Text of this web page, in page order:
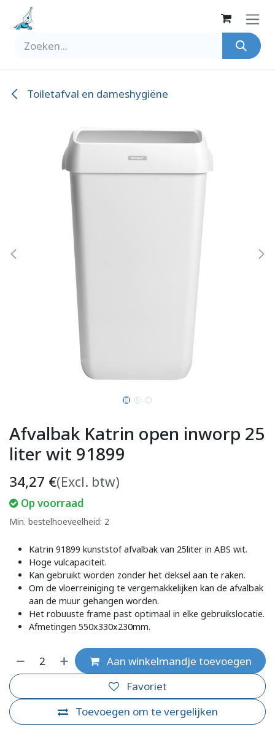
Overslaan naar inhoud
Toiletafval en dameshygiëne
Afvalbak Katrin open inworp 25
liter wit 91899
34,27 €(Excl. btw)
Op voorraad
Min. bestelhoeveelheid: 2
Katrin 91899 kunststof afvalbak van 25liter in ABS wit.
Hoge vulcapaciteit.
Kan gebruikt worden zonder het deksel aan te raken.
Om de vloerreiniging te vergemakkelijken kan de afvalbak
aan de muur gehangen worden.
Het robuuste frame past optimaal in elke gebruikslocatie.
Afmetingen 550x330x230mm.
Aan winkelmandje toevoegen
Toevoegen om te vergelijken
Favoriet